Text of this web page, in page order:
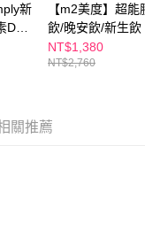
新
拓
【m2美度】超能
飲/晚安飲/新生飲
送1組-孫藝珍推
入/任選2盒)
NT$1,380
NT$2,760
關推薦